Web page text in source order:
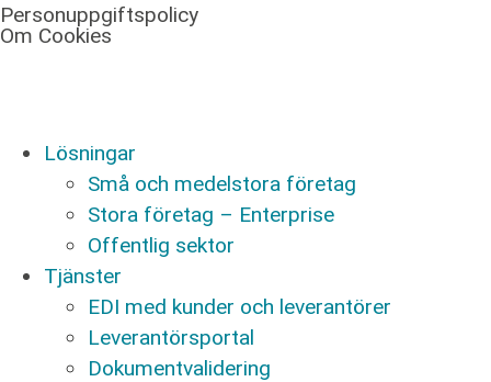
Personuppgiftspolicy
Om Cookies
Lösningar
Små och medelstora företag
Stora företag – Enterprise
Offentlig sektor
Tjänster
EDI med kunder och leverantörer
Leverantörsportal
Dokumentvalidering